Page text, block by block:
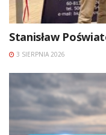
Stanisław
3 SIERPNIA 2026